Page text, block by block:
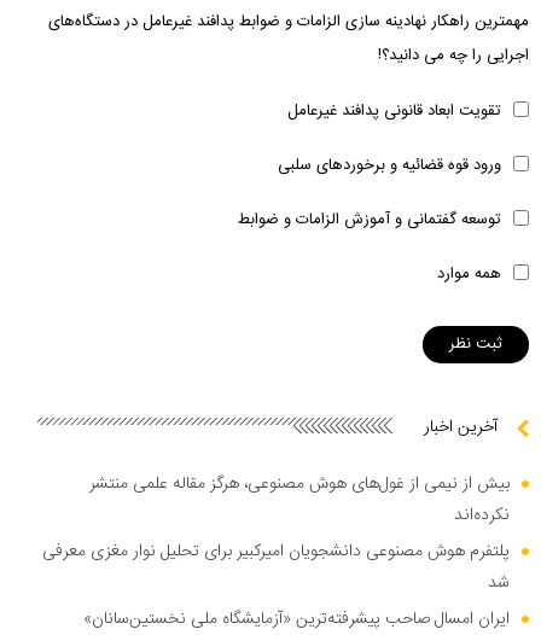
مهمترین راهکار نهادینه سازی الزامات و ضوابط پدافند غیرعامل در دستگاه‌های
اجرایی را چه می دانید؟!
تقویت ابعاد قانونی پدافند غیرعامل
ورود قوه قضائیه و برخوردهای سلبی
توسعه گفتمانی و آموزش الزامات و ضوابط
همه موارد
آخرین اخبار
بیش از نیمی از غول‌های هوش مصنوعی، هرگز مقاله علمی منتشر
نکرده‌اند
پلتفرم هوش مصنوعی دانشجویان امیرکبیر برای تحلیل نوار مغزی معرفی
شد
ایران امسال صاحب پیشرفته‌ترین «آزمایشگاه ملی نخستین‌سانان»